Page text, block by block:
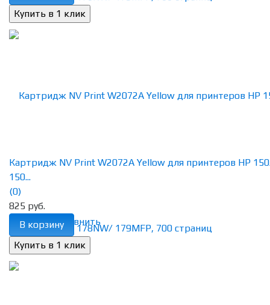
избранное сравнить
Картридж NV Print W2072A Yellow для принтеров HP
150...
(0)
825 руб.
В корзину